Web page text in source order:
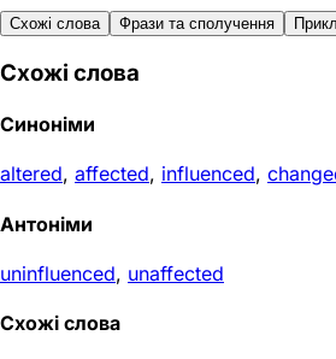
Схожі слова Фрази та сполучення
Схожі слова
Синоніми
altered, affected, influenced,
Антоніми
uninfluenced, unaffected
Схожі слова